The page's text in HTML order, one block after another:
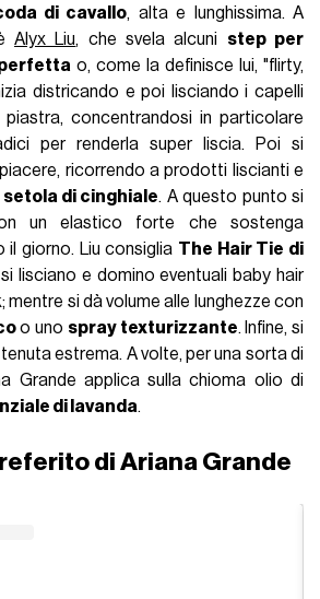
di cavallo, alta e lunghissima. A
èAlyx Liu, che svela alcuni step per
o, come la definisce lui, "flirty,
districando e poi lisciando i capelli
concentrandosi in particolare
per renderla super liscia. Poi si
ricorrendo a prodotti liscianti e
setola di cinghiale. A questo punto si
un elastico forte che sostenga
il giorno. Liu consiglia The Hair Tie di
si lisciano e domino eventuali baby hair
mentre si dà volume alle lunghezze con
o uno spray texturizzante. Infine, si
estrema. A volte, per una sorta di
Grande applica sulla chioma olio di
di lavanda.
di Ariana Grande